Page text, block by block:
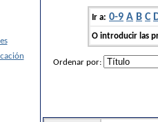
Ir a: 0-9 A B C
O introducir las
Ordenar por: